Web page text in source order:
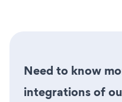
Need to know
integrations of